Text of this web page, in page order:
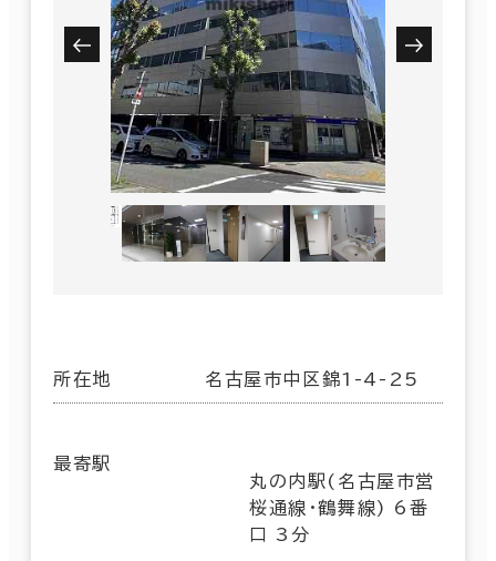
所在地 名古屋市中区錦1-4-25
最寄駅
丸の内駅(名古屋市営
桜通線･鶴舞線) 6番
口 3分